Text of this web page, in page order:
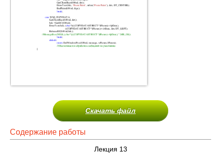
Скачать файл
Содержание работы
Лекция 13